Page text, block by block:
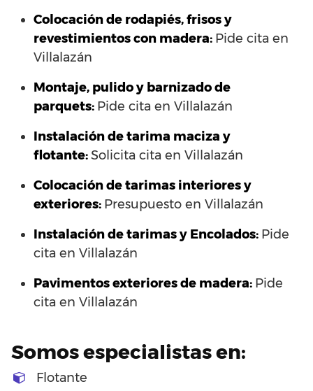
Colocación de rodapiés, frisos y
revestimientos con madera: Pide cita en
Villalazán
Montaje, pulido y barnizado de
parquets: Pide cita en Villalazán
Instalación de tarima maciza y
flotante:Solicita cita en Villalazán
Colocación de tarimas interiores y
exteriores: Presupuesto en Villalazán
Instalación de tarimas y Encolados: Pide
cita en Villalazán
Pavimentos exteriores de madera: Pide
cita en Villalazán
Somos especialistas en:
Flotante